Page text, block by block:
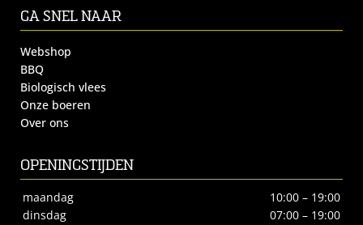
GA SNEL NAAR
Webshop
BBQ
Biologisch vlees
Onze boeren
Over ons
OPENINGSTIJDEN
maandag
10:00 – 19:00
dinsdag
07:00 – 19:00